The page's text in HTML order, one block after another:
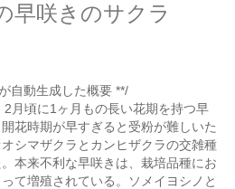
早咲きのサクラ
が自動生成した概要 **/
2月頃に1ヶ月もの長い花期を持つ早
花時期が早すぎると受粉が難しいた
シマザクラとカンヒザクラの交雑種
本来不利な早咲きは、栽培品種にお
て増殖されている。ソメイヨシノと